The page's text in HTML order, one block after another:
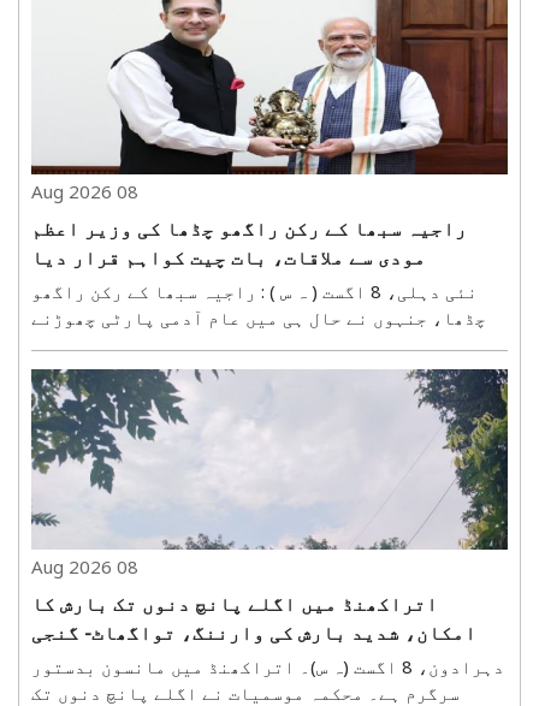
08 Aug 2026
راجیہ سبھا کے رکن راگھو چڈھا کی وزیر اعظم
مودی سے ملاقات، بات چیت کواہم قرار دیا
نئی دہلی، 8 اگست ( ہ س ) : راجیہ سبھا کے رکن راگھو
چڈھا، جنہوں نے حال ہی میں عام آدمی پارٹی چھوڑنے
اختیار کی، نے ہفتہ کی صبح وزیر اعظم نریندر مودی
سے ملاقات کی۔ خیال کیا جاتا ہے کہ بی جے پی میں شامل..
08 Aug 2026
اتراکھنڈ میں اگلے پانچ دنوں تک بارش کا
امکان، شدید بارش کی وارننگ، تواگھاٹ- گنجی
ہائی وے متاثر
دہرادون، 8 اگست (ہ س)۔ اتراکھنڈ میں مانسون بدستور
سرگرم ہے۔ محکمہ موسمیات نے اگلے پانچ دنوں تک